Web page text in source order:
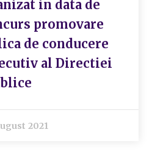
in data de
promovare
de conducere
al Directiei
2021